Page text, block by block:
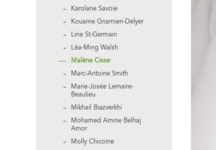
Karolane Savoie
Kouame Gnamien-Delyer
Line St-Germain
Léa-Ming Walsh
Malène Cisse
Marc-Antoine Smith
Marie-Josée Lemaire-
Beaulieu
Mikhail Biazverkhi
Mohamed Amine Belhaj
Amor
Molly Chicoine